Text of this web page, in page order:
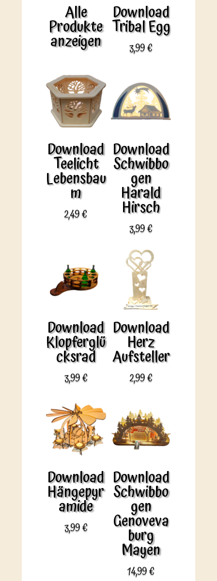
Alle
Produkte
anzeigen
Download
Tribal Egg
3,99€
Download
Teelicht
Lebensbau
m
2,49€
Download
Schwibbo
gen
Harald
Hirsch
3,99€
Download
Klopferglü
cksrad
3,99€
Download
Herz
Aufsteller
2,99€
Download
Hängepyr
amide
3,99€
Download
Schwibbo
gen
Genoveva
burg
Mayen
14,99€